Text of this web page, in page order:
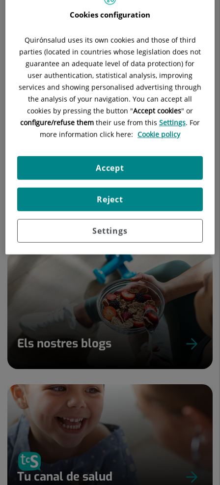
Siempre trataremos de que familiares y amigos del paciente
informará de los horarios de visita en cada una de la
unidades y/o servicios, todo ello con el objetivo de favorecer
el descanso de los pacientes y su pronta recuperación.
Es política de nuestros centros solicitar la máxima
colaboración de los familiares y amigos de los pacientes que
visitan nuestros hospitales para lograr juntos la deseada
corresponsabilidad en el tratamiento y trato de nuestros
Todos los centros disponen de puntos de información y
Els nostres blogs
Tu canal de salud
Cookies configuration
Quirónsalud uses its own cookies and those of third
parties (located in countries whose legislation does not
guarantee an adequate level of data protection) for
user authentication, statistical analysis, improving
services and showing personalised advertising through
the analysis of your navigation. You can accept all
cookies by pressing the button "Accept cookies" or
configure/refuse them their use from this Settings. For
more information click here: Cookie policy
Settings
Reject
Accept